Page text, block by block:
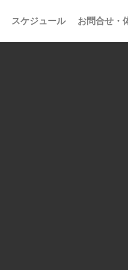
スケジュール お問合せ・